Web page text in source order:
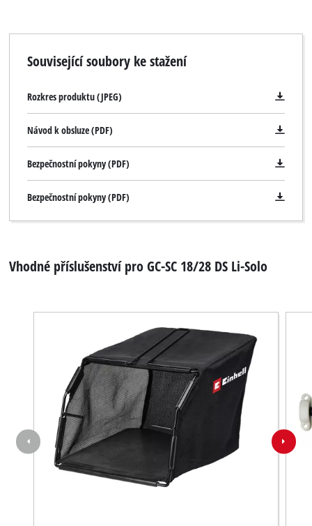
Související soubory ke stažení
Rozkres produktu (JPEG)
Návod k obsluze (PDF)
Bezpečnostní pokyny (PDF)
Bezpečnostní pokyny (PDF)
Vhodné příslušenství pro GC-SC 18/28 DS Li-Solo